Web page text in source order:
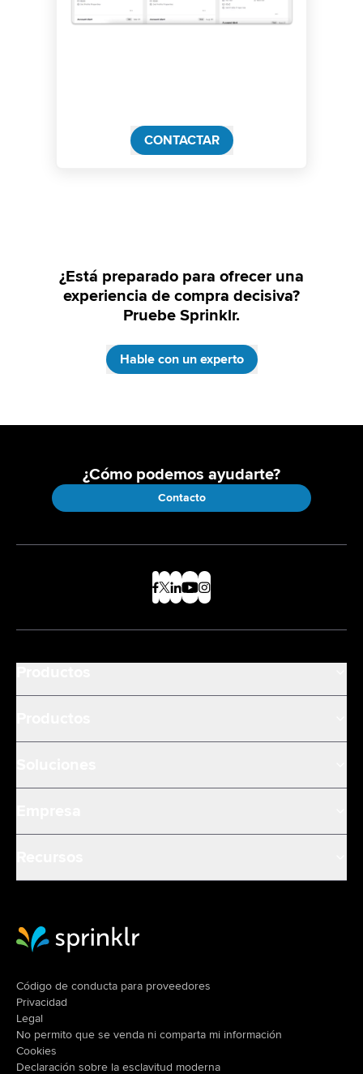
CONTACTAR
¿Está preparado para ofrecer una
experiencia de compra decisiva?
Pruebe Sprinklr.
Hable con un experto
¿Cómo podemos ayudarte?
Contacto
Sprinklr Website Home
Código de conducta para proveedores
Privacidad
Legal
No permito que se venda ni comparta mi información
Cookies
Declaración sobre la esclavitud moderna